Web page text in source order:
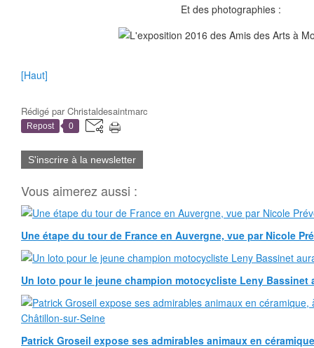
Et des photographies :
[Haut]
Rédigé parChristaldesaintmarc
Repost 0
S'inscrire à la newsletter
Vous aimerez aussi :
Une étape du tour de France en Auvergne, vue par Nicole
Un loto pour le jeune champion motocycliste Leny Bassinet
Patrick Groseil expose ses admirables animaux en